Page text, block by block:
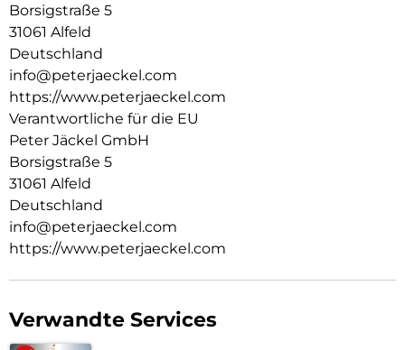
Borsigstraße 5
31061 Alfeld
Deutschland
info@peterjaeckel.com
https://www.peterjaeckel.com
Verantwortliche für die EU
Peter Jäckel GmbH
Borsigstraße 5
31061 Alfeld
Deutschland
info@peterjaeckel.com
https://www.peterjaeckel.com
Verwandte Services